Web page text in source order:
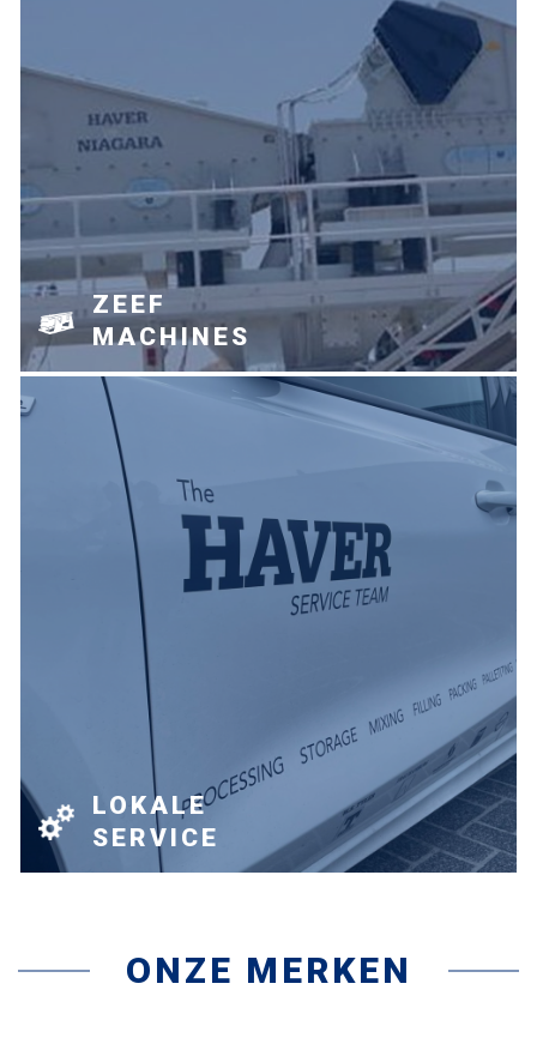
ZEEF
MACHINES
LOKALE
SERVICE
ONZE MERKEN